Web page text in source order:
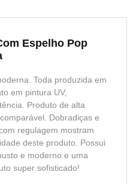
Espelho Pop
Toda produzida em
em pintura UV,
Produto de alta
Dobradiças e
regulagem mostram
deste produto. Possui
e moderno e uma
super sofisticado!